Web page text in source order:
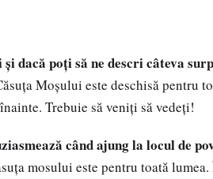
şi dacă poţi să ne descri câteva
Moşului este deschisă pentru
Trebuie să veniţi să vedeţi!
când ajung la locul de
mosului este pentru toată